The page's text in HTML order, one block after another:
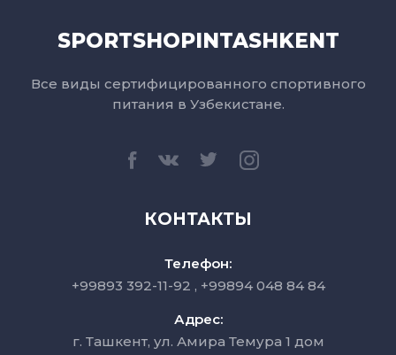
SPORTSHOPINTASHKENT
Все виды сертифицированного спортивного
питания в Узбекистане.
КОНТАКТЫ
Телефон:
+99893 392-11-92
+99894 048 84 84
Адрес:
г. Ташкент, ул. Амира Темура 1 дом